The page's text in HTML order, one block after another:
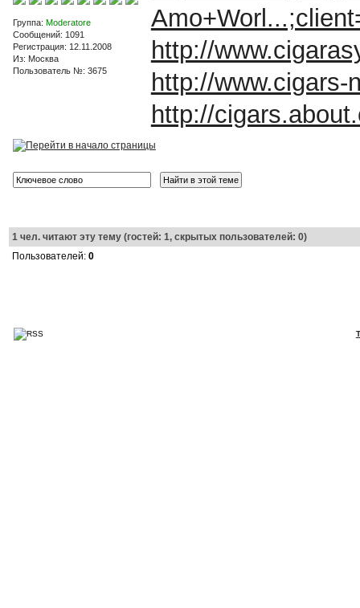
Группа: Moderatore
Сообщений: 1091
Регистрация: 12.11.2008
Из: Москва
Пользователь №: 3675
http://
http://www.cigars-
http://
1чел. читают эту тему (гостей: 1, скрытых пользователей: 0)
Пользователей: 0